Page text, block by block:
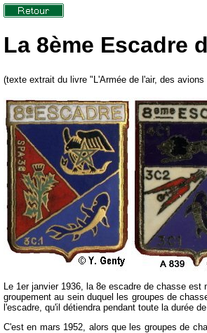
La 8ème Escadre
(texte extrait du livre "L'Armée de l'air, des
Le 1er janvier 1936, la 8e escadre de chasse
groupement au sein duquel les groupes de
l'escadre, qu'il détiendra pendant toute la durée
C'est en mars 1952, alors que les groupes de